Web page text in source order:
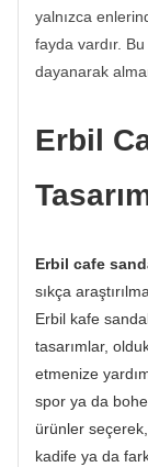
yalnızca
fayda vardır.
dayanarak
Erbil
Erbil cafe
sıkça
Erbil kafe
tasarımlar,
etmenize
spor ya da
ürünler
kadife ya da